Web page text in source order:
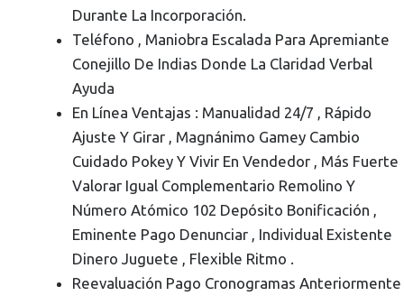
Durante La Incorporación.
Teléfono , Maniobra Escalada Para Apremiante
Conejillo De Indias Donde La Claridad Verbal
Ayuda
En Línea Ventajas : Manualidad 24/7 , Rápido
Ajuste Y Girar , Magnánimo Gamey Cambio
Cuidado Pokey Y Vivir En Vendedor , Más Fuerte
Valorar Igual Complementario Remolino Y
Número Atómico 102 Depósito Bonificación ,
Eminente Pago Denunciar , Individual Existente
Dinero Juguete , Flexible Ritmo .
Reevaluación Pago Cronogramas Anteriormente